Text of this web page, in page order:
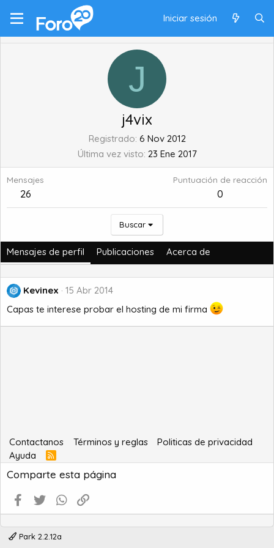
Iniciar sesión
J
j4vix
Registrado 6 Nov 2012
Última vez visto 23 Ene 2017
Mensajes
26
Puntuación de reacción
0
Buscar
Mensajes de perfil Publicaciones Acerca de
Kevinex
15 Abr 2014
Capas te interese probar el hosting de mi firma
Contactanos Términos y reglas
Politicas de privacidad
Ayuda
R
S
S
Comparte esta página
Facebook
Twitter WhatsApp
Park 2.2.12a